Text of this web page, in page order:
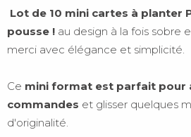
Lot de 10 mini cartes à planter
pousse ! au design à la fois sobre
merci avec élégance et simplicité.
Ce mini format est parfait pour
commandes et glisser quelques
d'originalité.